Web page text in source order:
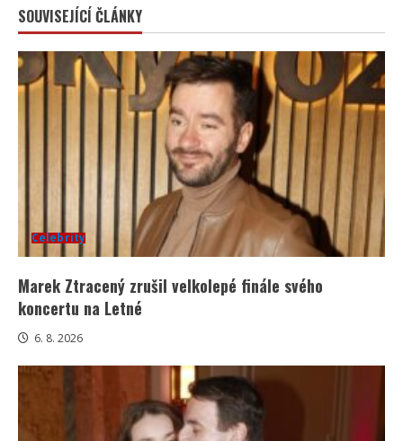
SOUVISEJÍCÍ ČLÁNKY
Celebrity
Marek Ztracený zrušil velkolepé finále svého
koncertu na Letné
6. 8. 2026